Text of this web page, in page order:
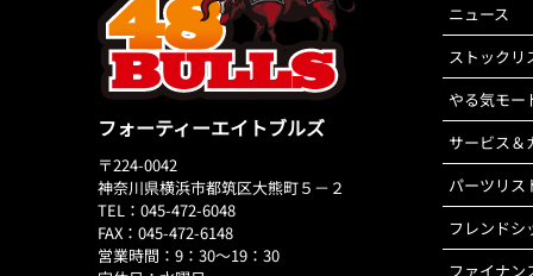
フォーティーエイトブルズ
〒224-0042
神奈川県横浜市都筑区大熊町５－２
TEL：045-472-6048
FAX：045-472-6148
営業時間：9：30～19：30
ニュース
ストックリ
やる気モー
サービス＆
パーツリス
フレンドシ
ファイナン